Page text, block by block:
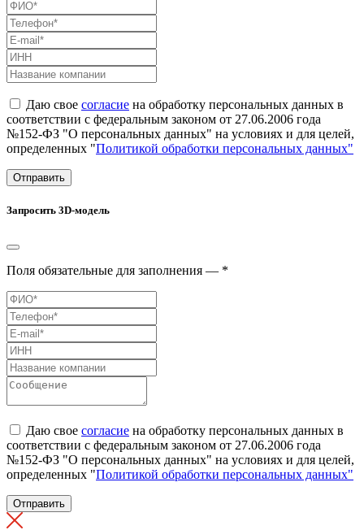
Даю свое согласие на обработку персональных данных в
соответствии с федеральным законом от 27.06.2006 года
№152-ФЗ "О персональных данных" на условиях и для целей,
определенных "Политикой обработки персональных данных"
Отправить
Запросить 3D-модель
Поля обязательные для заполнения — *
Даю свое согласие на обработку персональных данных в
соответствии с федеральным законом от 27.06.2006 года
№152-ФЗ "О персональных данных" на условиях и для целей,
определенных "Политикой обработки персональных данных"
Отправить